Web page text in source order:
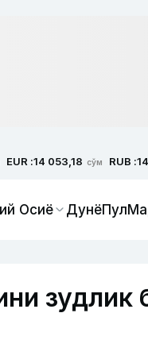
EUR :14 053,18 сўм RUB :
Осиё ДунёПул
зудлик